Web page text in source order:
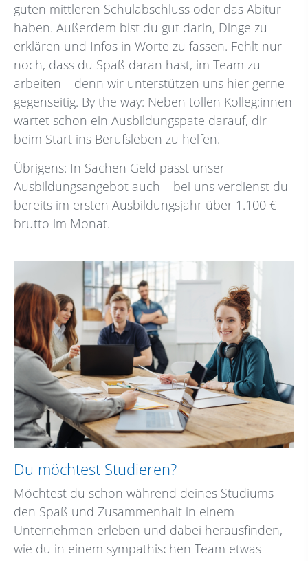
guten mittleren Schulabschluss oder das Abitur
haben. Außerdem bist du gut darin, Dinge zu
erklären und Infos in Worte zu fassen. Fehlt nur
noch, dass du Spaß daran hast, im Team zu
arbeiten – denn wir unterstützen uns hier gerne
gegenseitig. By the way: Neben tollen Kolleg:innen
wartet schon ein Ausbildungspate darauf, dir
beim Start ins Berufsleben zu helfen.
Übrigens: In Sachen Geld passt unser
Ausbildungsangebot auch – bei uns verdienst du
bereits im ersten Ausbildungsjahr über 1.100 €
brutto im Monat.
Du möchtest Studieren?
Möchtest du schon während deines Studiums
den Spaß und Zusammenhalt in einem
Unternehmen erleben und dabei herausfinden,
wie du in einem sympathischen Team etwas